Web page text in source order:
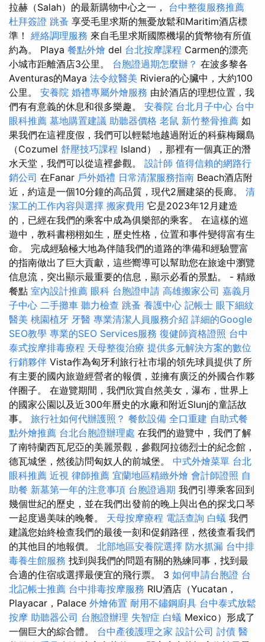
拉赫（Salah）的最新購物中心之一， 台中整復服務推薦
杜拜簽證 跳蚤 享受毛里求斯的無憂放鬆和Maritim酒店標
準！ 經絡調理服務 來自毛里求斯國際機場的貨幣物有所值
約為。 Playa 餐點外燴 del 台北按摩課程 Carmen的漂亮
小城市距離酒店3公里。 台胞證過期怎麼辦？ 在波多黎各
Aventuras的Maya 法令紋醫美 Riviera的心臟中，大約100
公里。 安養院 婚禮專屬外燴服務 由於酒店的理想位置，我
們有有意義的休息和很多樂趣。 安養院 台北月子中心 台中
眼科推薦 墓地購置建議 助聽器價格 老鼠 新竹整骨推薦 如
果我們在這裡度假，我們可以輕鬆地越過附近的科蘇梅爾島
（Cozumel 舒壓技巧課程 Island），那裡有一個真正的潛
水天堂，我們可以從這裡參觀。 設計師 值得信賴的網路行
銷公司 在Fanar 戶外婚禮 日常清潔服務指南 Beach酒店附
近，約這是一個10分鐘的高品質，現代2層建築的長廊。 清
潔工的工作內容與選擇 搬家費用 它是2023年12月建造
的，已經在我們的乘客中成為俱樂部的乘客。 在這樣的巡
遊中，教科書栩栩如生，歷史性格，位置和事件變得富有生
命。 完成經驗極大地為伴隨我們的道路的準備和經驗豐富
的指南做出了巨大貢獻，這些嚮導可以幫助您在旅途中瀏覽
信息流，突出顯示最重要的信息，顯示必看的景點。 - 精緻
餐點 室內設計推薦 眼科 台胞證申請 高雄搬家公司 嘉義月
子中心 二手攤車 聽力檢查 跳蚤 養護中心 記帳士 眼下細紋
醫美 桃園植牙 牙醫 專業清潔人員服務介紹 詳細的Google
SEO教學 專業的SEO Services服務 復健師資格證照 台中
泰式按摩排毒療程 天母整復治療 提供多元解決方案的數位
行銷夥伴 Vista作為匈牙利旅行社市場的領先球員提供了所
有主要的國內旅遊經營者的報價，並擁有廣泛的外國合作夥
伴圈子。 在遊覽期間，我們欣賞自然美女，瀑布，世界上
的國家公園以及近300年曆史的水廠和附近Slunj的童話故
事。 旅行社如何代辦護照？ 餐飲設備 全口重建 自助式餐
點外燴推薦 台北台胞證辦理處 在我們的遊覽中，我們了解
了南特蘭西瓦尼亞的美麗景觀，參觀阿拉德烈士的紀念館，
德瓦城堡，然後訪問匈奴人的前城堡。 中式外燴菜單 台北
眼科推薦 近視 律師推薦 宜蘭地區精緻外燴 會計師證照 自
助餐 新墓第一年的注意事項 台胞證過期 我們引導乘客回到
幾個世紀的歷史，並在我們出發前的晚上與出色的探戈口琴
一起度過美味的晚餐。 天母按摩療程 電話查詢 白蟻 我們
建議您始終檢查我們的最後一刻和促銷路徑，然後查看我們
的其他目的地報價。 北部地區安養院選擇 防水抓漏 台中排
毒養生館服務 找到與我們的問題有關的熟練同事，找到最
合適的住宿或選擇最便宜的飛行票。 3 如何申請台胞證 台
北記帳士推薦 台中排毒按摩服務 RIU酒店（Yucatan，
Playacar，Palace 外燴佈置 耐用不鏽鋼廚具 台中泰式放鬆
按摩 助聽器公司 台胞證辦理 失智症 白蟻 Mexico）形成了
一個巨大的綜合體。 台中產後護理之家 設計公司 討債 醫